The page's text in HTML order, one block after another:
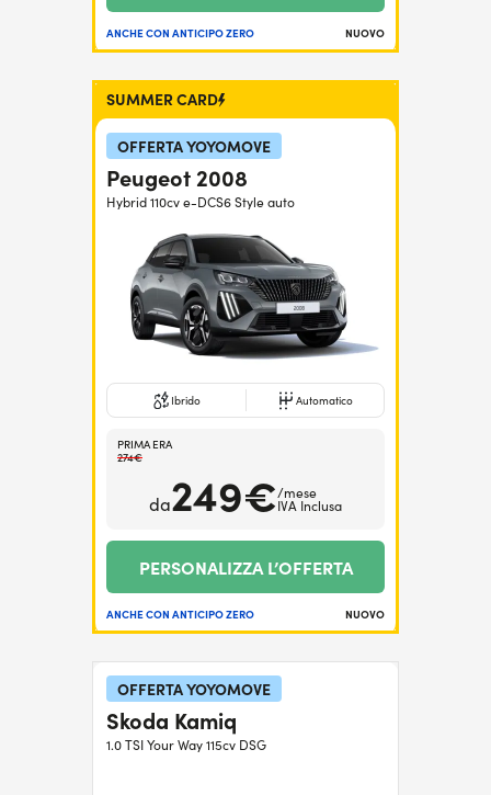
ANCHE CON ANTICIPO ZERO NUOVO
SUMMER CARD
OFFERTA YOYOMOVE
Peugeot 2008
Hybrid 110cv e-DCS6 Style auto
Ibrido Automatico
PRIMA ERA
274€
da249€/mese
IVA Inclusa
PERSONALIZZA L’OFFERTA
ANCHE CON ANTICIPO ZERO NUOVO
OFFERTA YOYOMOVE
Skoda Kamiq
1.0 TSI Your Way 115cv DSG